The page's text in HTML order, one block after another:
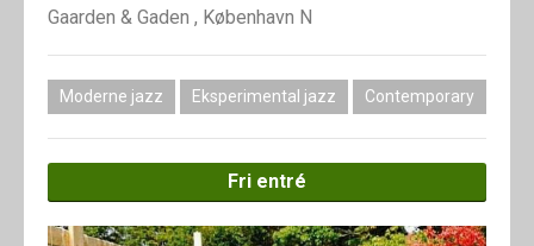
Om
Kontakt
SHOP
Gaarden & Gaden , København N
Moderne jazz Eksperimental jazz Contemporary
Fri entré